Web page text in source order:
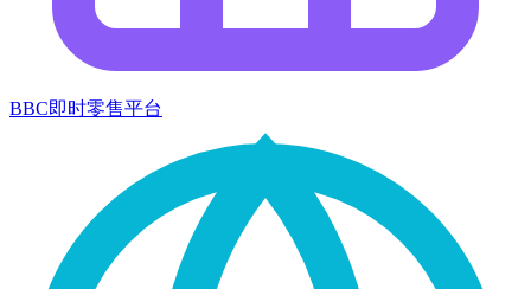
BBC即时零售平台